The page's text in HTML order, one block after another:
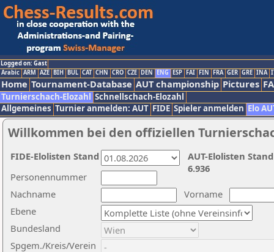
Logged on: Gast
Arabic ARM AZE BIH BUL CAT CHN CRO CZE DEN ENG ESP FAI FIN FRA GER GRE INA
Home Tournament-Database AUT championship Pictures
Turnierschach-Elozahl Schnellschach-Elozahl
Allgemeines Turnier anmelden: AUT FIDE Spieler anmelden Elo
Willkommen bei den offiziellen
Nachname
Vorname
Ebene
Personennummer
Bundesland
Spgem./Kreis/Verein
AUT-Elolisten
6.936
FIDE-Elolisten Stand